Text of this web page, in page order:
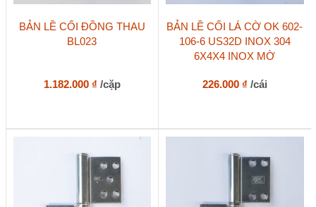
BẢN LỀ CỐI ĐỒNG THAU
BL023
1.182.000 ₫ /cặp
BẢN LỀ CỐI LÁ CỜ OK 602-
106-6 US32D INOX 304
6X4X4 INOX MỜ
226.000 ₫ /cái